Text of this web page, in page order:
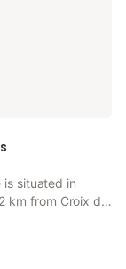
is situated in
km from Croix de
The property